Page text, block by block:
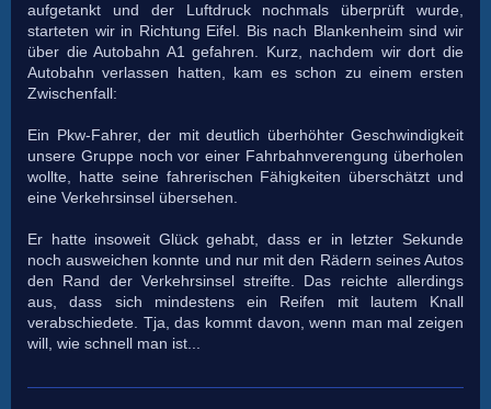
aufgetankt und der Luftdruck nochmals überprüft wurde,
starteten wir in Richtung Eifel. Bis nach Blankenheim sind wir
über die Autobahn A1 gefahren. Kurz, nachdem wir dort die
Autobahn verlassen hatten, kam es schon zu einem ersten
Zwischenfall:
Ein Pkw-Fahrer, der mit deutlich überhöhter Geschwindigkeit
unsere Gruppe noch vor einer Fahrbahnverengung überholen
wollte, hatte seine fahrerischen Fähigkeiten überschätzt und
eine Verkehrsinsel übersehen.
Er hatte insoweit Glück gehabt, dass er in letzter Sekunde
noch ausweichen konnte und nur mit den Rädern seines Autos
den Rand der Verkehrsinsel streifte. Das reichte allerdings
aus, dass sich mindestens ein Reifen mit lautem Knall
verabschiedete. Tja, das kommt davon, wenn man mal zeigen
will, wie schnell man ist...